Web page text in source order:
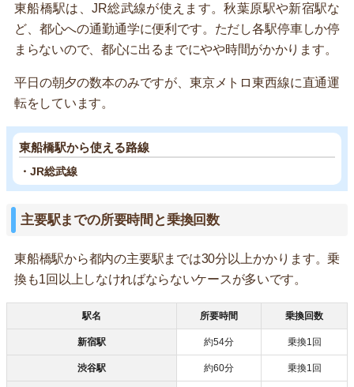
東船橋駅は、JR総武線が使えます。秋葉原駅や新宿駅な
ど、都心への通勤通学に便利です。ただし各駅停車しか停
まらないので、都心に出るまでにやや時間がかかります。
平日の朝夕の数本のみですが、東京メトロ東西線に直通運
転をしています。
東船橋駅から使える路線
・JR総武線
主要駅までの所要時間と乗換回数
東船橋駅から都内の主要駅までは30分以上かかります。乗
換も1回以上しなければならないケースが多いです。
駅名 所要時間 乗換回数
新宿駅 約54分 乗換1回
渋谷駅 約60分 乗換1回